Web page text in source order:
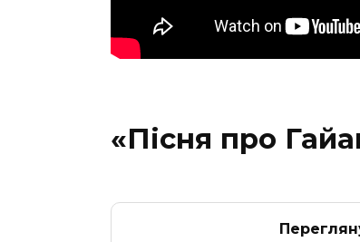
«Пісня про